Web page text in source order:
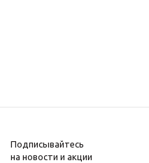
Подписывайтесь
на новости и акции